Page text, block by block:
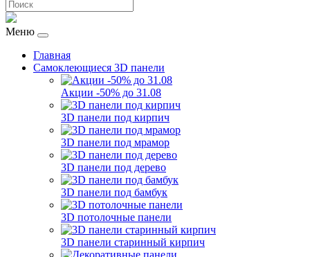
Меню
Главная
Самоклеющиеся 3D панели
Акции -50% до 31.08
3D панели под кирпич
3D панели под мрамор
3D панели под дерево
3D панели под бамбук
3D потолочные панели
3D панели старинный кирпич